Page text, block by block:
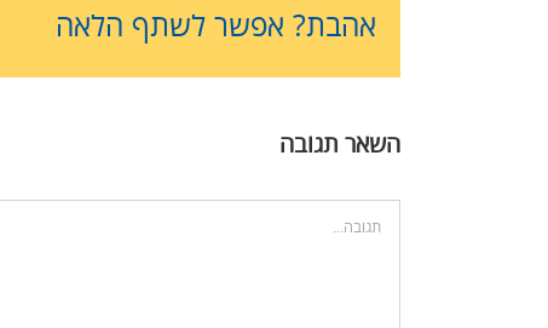
אהבת? אפשר לשתף הלאה
השאר תגובה
הערה